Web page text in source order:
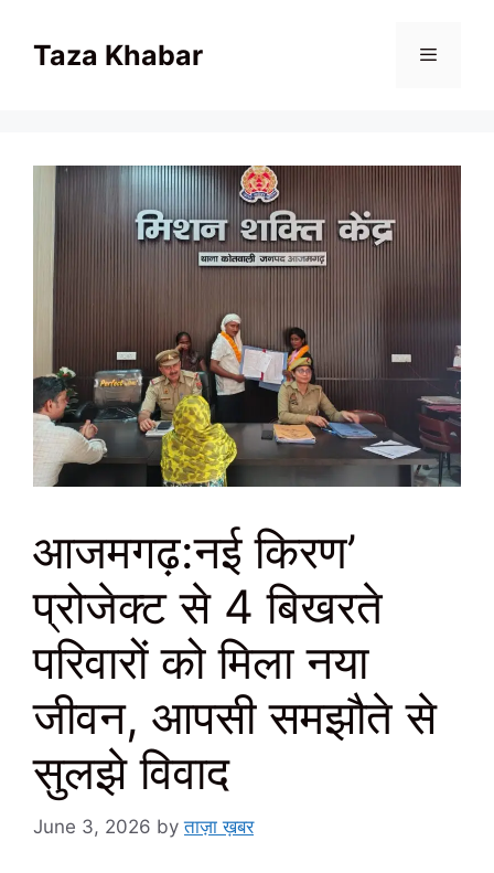
contentTaza Khabar
आजमगढ़:नई किरण’
प्रोजेक्ट से 4 बिखरते
परिवारों को मिला नया
जीवन, आपसी समझौते से
सुलझे विवाद
June 3, 2026 byताज़ा ख़बर